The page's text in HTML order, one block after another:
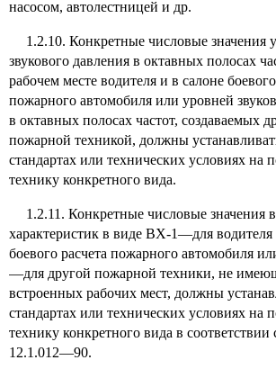
насосом, автолестницей и др.
1.2.10. Конкретные числовые значения
звукового давления в октавных полосах
рабочем месте водителя и в салоне боевого
пожарного автомобиля или уровней
в октавных полосах частот, создаваемых
пожарной техникой, должны
стандартах или технических условиях на
технику конкретного вида.
1.2.11. Конкретные числовые значения
характеристик в виде ВХ-1—для водителя
боевого расчета пожарного автомобиля
—для другой пожарной техники, не
встроенных рабочих мест, должны
стандартах или технических условиях на
технику конкретного вида в
12.1.012—90.